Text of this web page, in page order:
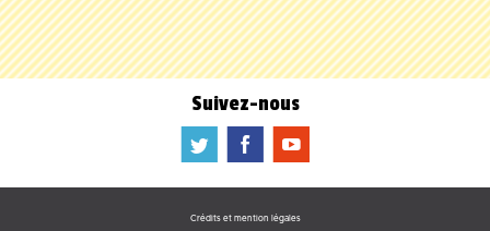
Suivez-nous
a b f
Crédits et mention légales